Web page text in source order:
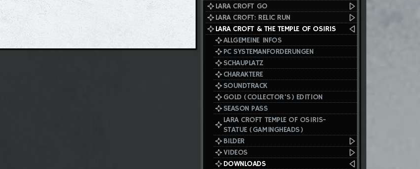
LARA CROFT GO
LARA CROFT: RELIC RUN
LARA CROFT & THE TEMPLE OF OSIRIS
ALLGEMEINE INFOS
PC SYSTEMANFORDERUNGEN
SCHAUPLATZ
CHARAKTERE
SOUNDTRACK
GOLD (COLLECTOR'S) EDITION
SEASON PASS
LARA CROFT TEMPLE OF OSIRIS-
STATUE (GAMINGHEADS)
BILDER
VIDEOS
DOWNLOADS